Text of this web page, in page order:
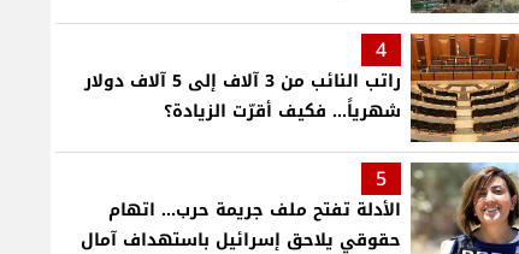
4
راتب النائب من 3 آلاف إلى 5 آلاف دولار
شهرياً... فكيف أقرّت الزيادة؟
5
الأدلة تفتح ملف جريمة حرب... اتهام
حقوقي يلاحق إسرائيل باستهداف آمال